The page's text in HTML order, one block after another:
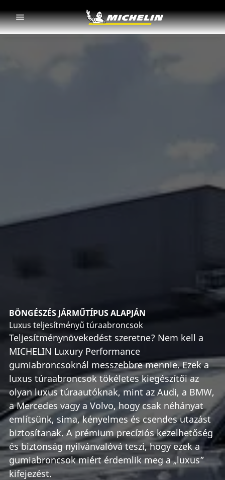
BÖNGÉSZÉS JÁRMŰTÍPUS ALAPJÁN
Luxus teljesítményű túraabroncsok
Teljesítménynövekedést szeretne? Nem kell a
MICHELIN Luxury Performance
gumiabroncsoknál messzebbre mennie. Ezek a
luxus túraabroncsok tökéletes kiegészítői az
olyan luxus túraautóknak, mint az Audi, a BMW,
a Mercedes vagy a Volvo, hogy csak néhányat
említsünk, sima, kényelmes és csendes utazást
biztosítanak. A prémium precíziós kezelhetőség
és biztonság nyilvánvalóvá teszi, hogy ezek a
gumiabroncsok miért érdemlik meg a „luxus”
kifejezést.